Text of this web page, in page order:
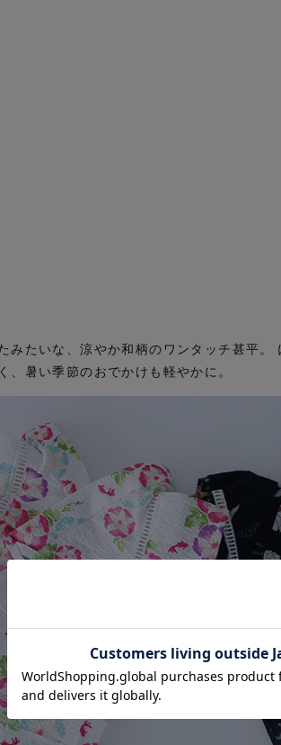
みたいな、涼やか和柄のワンタッチ甚平。
、暑い季節のおでかけも軽やかに。